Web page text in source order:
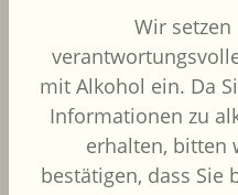
Wir
mit Alkohol ein. Da
Informationen zu
erhalten, bitten
bestätigen, dass Sie